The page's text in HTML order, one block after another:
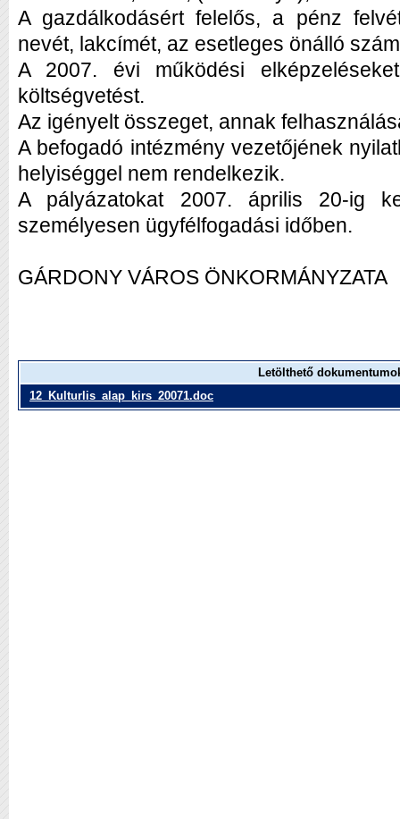
A gazdálkodásért felelős, a pénz
nevét, lakcímét, az esetleges önálló
A 2007. évi működési
költségvetést.
Az igényelt összeget, annak
A befogadó intézmény vezetőjének
helyiséggel nem rendelkezik.
A pályázatokat 2007. április 20-ig
személyesen ügyfélfogadási időben.
GÁRDONY VÁROS ÖNKORMÁNYZATA
Letölthető
12_Kulturlis_alap_kirs_20071.doc